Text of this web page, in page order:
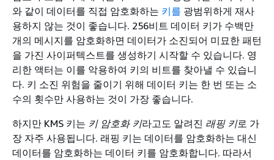
와 같이 데이터를 직접 암호화하는 키를 광범위하게 재사
용하지 않는 것이 좋습니다. 256비트 데이터 키가 수백만
개의 메시지를 암호화하면 데이터가 소진되어 미묘한 패턴
을 가진 사이퍼텍스트를 생성하기 시작할 수 있습니다. 영
리한 액터는 이를 악용하여 키의 비트를 찾아낼 수 있습니
다. 키 소진 위험을 줄이기 위해 데이터 키는 한 번 또는 소
수의 횟수만 사용하는 것이 가장 좋습니다.
하지만 KMS 키는 키 암호화 키라고도 알려진 래핑 키로 가
장 자주 사용됩니다. 래핑 키는 데이터를 암호화하는 대신
데이터를 암호화하는 데이터 키를 암호화합니다. 따라서